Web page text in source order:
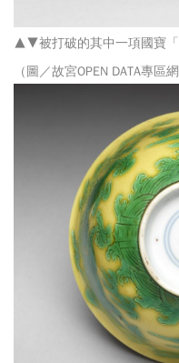
▲▼被打破的其中一項國寶「
（圖／故宮OPEN DATA專區網